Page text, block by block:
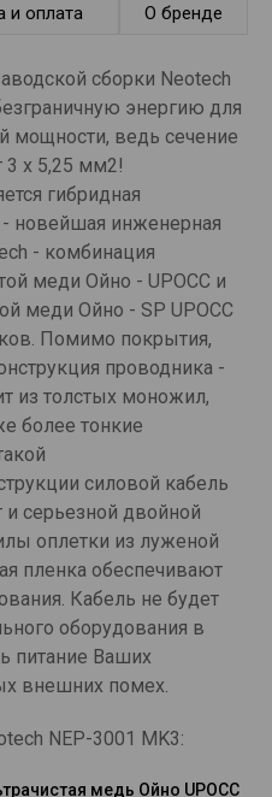
и оплата О бренде
сборки Neotech
энергию для
мощности, ведь сечение
3 х 5,25 мм2!
гибридная
новейшая инженерная
- комбинация
меди Ойно - UPOCC и
меди Ойно - SP UPOCC
Помимо покрытия,
проводника -
из толстых моножил,
более тонкие
силовой кабель
серьезной двойной
оплетки из луженой
пленка обеспечивают
Кабель не будет
оборудования в
питание Ваших
внешних помех.
NEP-3001 MK3:
медь Ойно UPOCC